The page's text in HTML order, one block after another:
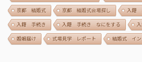
京都 結婚式
京都 結婚式会場探し
入籍
入籍 手続き
入籍 手続き なにをする
婚姻届け
式場見学 レポート 結婚式 イ